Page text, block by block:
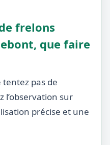
frelons
que faire
tentez pas de
l’observation sur
précise et une